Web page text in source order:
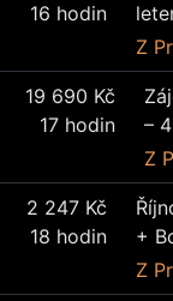
16 hodin
Z
19 690 Kč
17 hodin
–
Z
2 247 Kč
18 hodin
+
Z